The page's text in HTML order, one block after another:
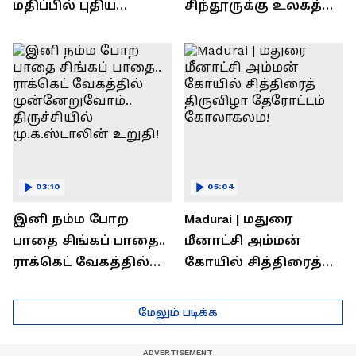
மதிப்பில் புதிய
வைத்த அமைச்சர்
செந்தில் பாலாஜி !
சிந்தூருக்கு உலகத்
பதில் என்ன?
இனி நம்ம போற
பாதை சிங்கப் பாதை..
ராக்கெட் வேகத்தில்
திருச்சியில்
மு.க.ஸ்டாலின் உறுதி!
03:10
Madurai | மதுரை
மீனாட்சி அம்மன்
கோயில் சித்திரைத்
கோலாகலம்!
05:04
மேலும் படிக்க